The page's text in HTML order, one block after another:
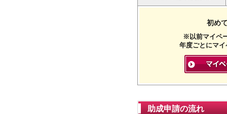
初め
※以前マイペ
年度ごとにマ
助成申請の流れ